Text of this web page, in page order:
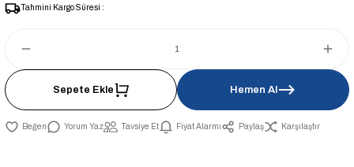
Tahmini Kargo Süresi :
Sepete Ekle Hemen Al
Yorum Yaz Tavsiye Et Fiyat Alarmı Paylaş Karşılaştır